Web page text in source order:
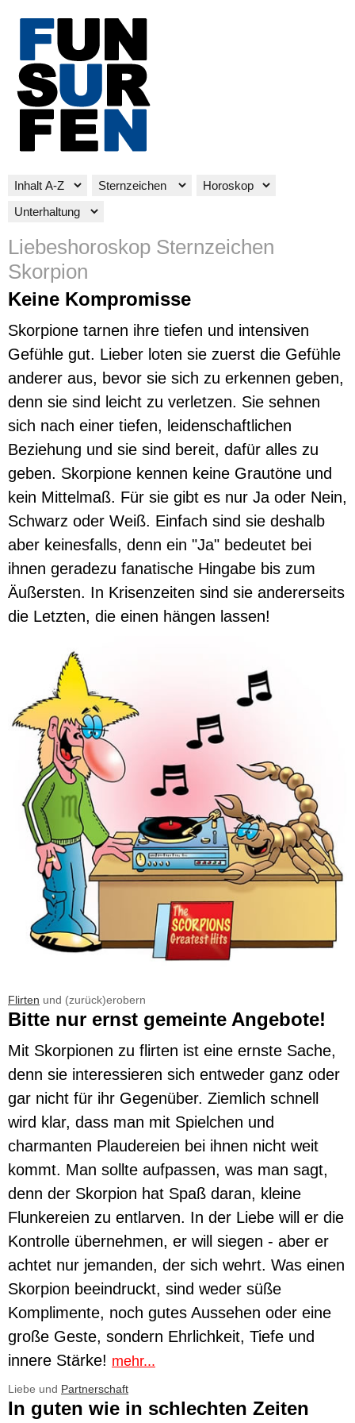
Liebeshoroskop Sternzeichen
Skorpion
Keine Kompromisse
Skorpione tarnen ihre tiefen und intensiven
Gefühle gut. Lieber loten sie zuerst die Gefühle
anderer aus, bevor sie sich zu erkennen geben,
denn sie sind leicht zu verletzen. Sie sehnen
sich nach einer tiefen, leidenschaftlichen
Beziehung und sie sind bereit, dafür alles zu
geben. Skorpione kennen keine Grautöne und
kein Mittelmaß. Für sie gibt es nur Ja oder Nein,
Schwarz oder Weiß. Einfach sind sie deshalb
aber keinesfalls, denn ein "Ja" bedeutet bei
ihnen geradezu fanatische Hingabe bis zum
Äußersten. In Krisenzeiten sind sie andererseits
die Letzten, die einen hängen lassen!
Flirten und (zurück)erobern
Bitte nur ernst gemeinte Angebote!
Mit Skorpionen zu flirten ist eine ernste Sache,
denn sie interessieren sich entweder ganz oder
gar nicht für ihr Gegenüber. Ziemlich schnell
wird klar, dass man mit Spielchen und
charmanten Plaudereien bei ihnen nicht weit
kommt. Man sollte aufpassen, was man sagt,
denn der Skorpion hat Spaß daran, kleine
Flunkereien zu entlarven. In der Liebe will er die
Kontrolle übernehmen, er will siegen - aber er
achtet nur jemanden, der sich wehrt. Was einen
Skorpion beeindruckt, sind weder süße
Komplimente, noch gutes Aussehen oder eine
große Geste, sondern Ehrlichkeit, Tiefe und
innere Stärke! mehr...
Liebe und Partnerschaft
In guten wie in schlechten Zeiten